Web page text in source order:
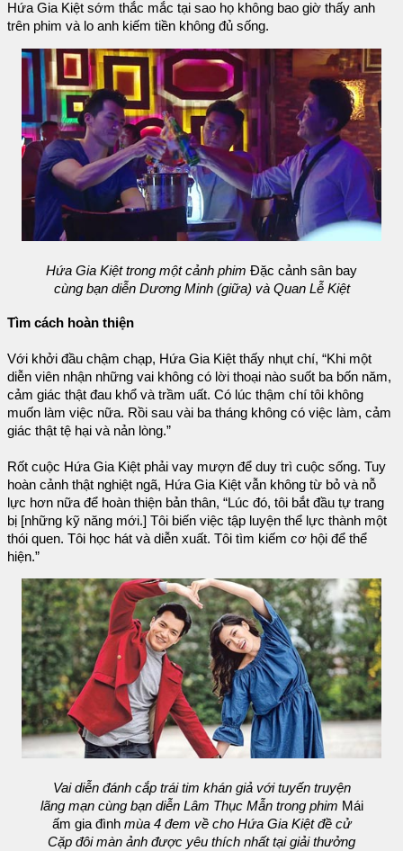
Hứa Gia Kiệt sớm thắc mắc tại sao họ không bao giờ thấy anh
trên phim và lo anh kiếm tiền không đủ sống.
Hứa Gia Kiệt trong một cảnh phim Đặc cảnh sân bay
cùng bạn diễn Dương Minh (giữa) và Quan Lễ Kiệt
Tìm cách hoàn thiện
Với khởi đầu chậm chạp, Hứa Gia Kiệt thấy nhụt chí, “Khi một
diễn viên nhận những vai không có lời thoại nào suốt ba bốn năm,
cảm giác thật đau khổ và trầm uất. Có lúc thậm chí tôi không
muốn làm việc nữa. Rồi sau vài ba tháng không có việc làm, cảm
giác thật tệ hại và nản lòng.”
Rốt cuộc Hứa Gia Kiệt phải vay mượn để duy trì cuộc sống. Tuy
hoàn cảnh thật nghiệt ngã, Hứa Gia Kiệt vẫn không từ bỏ và nỗ
lực hơn nữa để hoàn thiện bản thân, “Lúc đó, tôi bắt đầu tự trang
bị [những kỹ năng mới.] Tôi biến việc tập luyện thể lực thành một
thói quen. Tôi học hát và diễn xuất. Tôi tìm kiếm cơ hội để thể
hiện.”
Vai diễn đánh cắp trái tim khán giả với tuyến truyện
lãng mạn cùng bạn diễn Lâm Thục Mẫn trong phim Mái
ấm gia đình mùa 4 đem về cho Hứa Gia Kiệt đề cử
Cặp đôi màn ảnh được yêu thích nhất tại giải thưởng